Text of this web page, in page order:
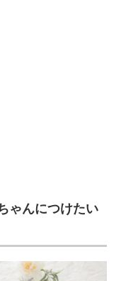
ゃんにつけたい